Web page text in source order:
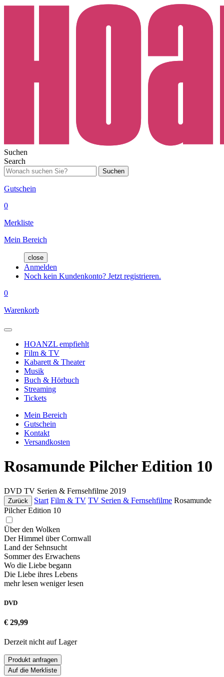
Suchen
Search
Suchen
Gutschein
0
Merkliste
Mein Bereich
close
Anmelden
Noch kein Kundenkonto? Jetzt registrieren.
0
Warenkorb
HOANZL empfiehlt
Film & TV
Kabarett & Theater
Musik
Buch & Hörbuch
Streaming
Tickets
Mein Bereich
Gutschein
Kontakt
Versandkosten
Rosamunde Pilcher Edition 10
DVD TV Serien & Fernsehfilme 2019
Zurück Start Film & TV TV Serien & Fernsehfilme Rosamunde
Pilcher Edition 10
Über den Wolken
Der Himmel über Cornwall
Land der Sehnsucht
Sommer des Erwachens
Wo die Liebe begann
Die Liebe ihres Lebens
mehr lesen weniger lesen
DVD
€ 29,99
Derzeit nicht auf Lager
Produkt anfragen
Auf die Merkliste